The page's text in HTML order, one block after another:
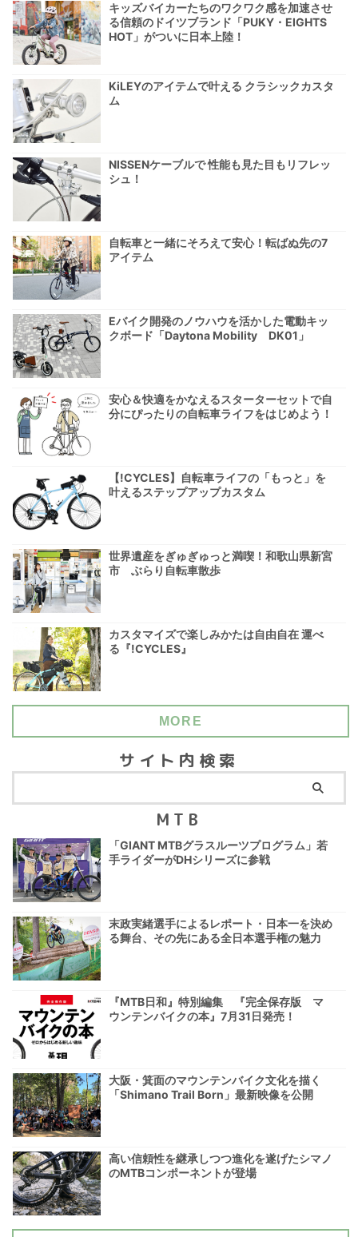
キッズバイカーたちのワクワク感を加速させ
る信頼のドイツブランド「PUKY・EIGHTS
HOT」がついに日本上陸！
KiLEYのアイテムで叶える クラシックカスタ
ム
NISSENケーブルで 性能も見た目もリフレッ
シュ！
自転車と一緒にそろえて安心！転ばぬ先の7
アイテム
Eバイク開発のノウハウを活かした電動キッ
クボード「Daytona Mobility DK01」
安心＆快適をかなえるスターターセットで自
分にぴったりの自転車ライフをはじめよう！
【!CYCLES】自転車ライフの「もっと」を
叶えるステップアップカスタム
世界遺産をぎゅぎゅっと満喫！和歌山県新宮
市 ぶらり自転車散歩
カスタマイズで楽しみかたは自由自在 運べ
る『!CYCLES』
MORE
サイト内検索
MTB
「GIANT MTBグラスルーツプログラム」若
手ライダーがDHシリーズに参戦
末政実緒選手によるレポート・日本一を決め
る舞台、その先にある全日本選手権の魅力
『MTB日和』特別編集 『完全保存版 マ
ウンテンバイクの本』7月31日発売！
大阪・箕面のマウンテンバイク文化を描く
「Shimano Trail Born」最新映像を公開
高い信頼性を継承しつつ進化を遂げたシマノ
のMTBコンポーネントが登場